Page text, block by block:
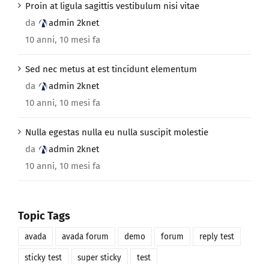
Proin at ligula sagittis vestibulum nisi vitae
da
admin 2knet
10 anni, 10 mesi fa
Sed nec metus at est tincidunt elementum
da
admin 2knet
10 anni, 10 mesi fa
Nulla egestas nulla eu nulla suscipit molestie
da
admin 2knet
10 anni, 10 mesi fa
Topic Tags
avada avada forum demo forum reply test
sticky test super sticky test